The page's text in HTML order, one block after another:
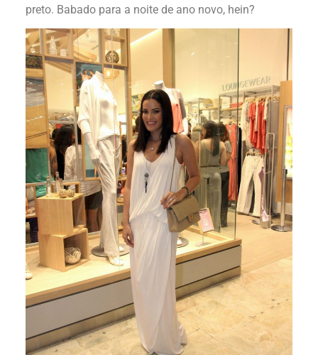
preto. Babado para a noite de ano novo, hein?